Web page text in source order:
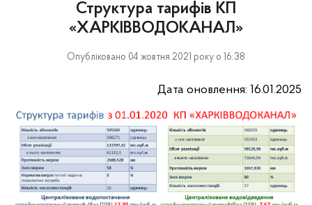
Структура тарифів КП
«ХАРКІВВОДОКАНАЛ»
Опубліковано 04 жовтня 2021 року о 16:38
Дата оновлення: 16.01.2025